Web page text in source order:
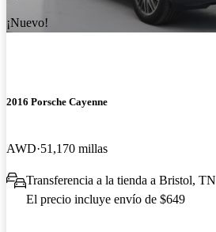
¡Nuevo!
2016 Porsche Cayenne
AWD 51,170 millas
Transferencia a la tienda a Bristol, TN
El precio incluye envío de $649